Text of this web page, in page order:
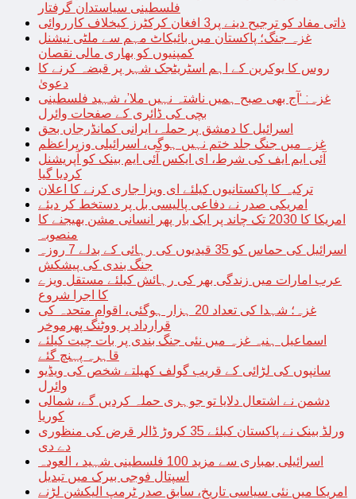
فلسطینی سیاستدان گرفتار
ذاتی مفاد کو ترجیح دینے پر3 افغان کرکٹرز کیخلاف کارروائی
غزہ جنگ؛ پاکستان میں بائیکاٹ مہم سے ملٹی نیشنل
کمپنیوں کو بھاری مالی نقصان
روس کا یوکرین کے اہم اسٹریٹجک شہر پر قبضہ کرنے کا
دعویٰ
غزہ: ‘آج بھی صبح ہمیں ناشتہ نہیں ملا’، شہید فلسطینی
بچی کی ڈائری کے صفحات وائرل
اسرائیل کا دمشق پر حملہ، ایرانی کمانڈرجاں بحق
غزہ میں جنگ جلد ختم نہیں ہوگی، اسرائیلی وزیراعظم
آئی ایم ایف کی شرط، ای ایکس آئی ایم بینک کو آپریشنل
کردیا گیا
ترکیہ کا پاکستانیوں کیلئے ای ویزا جاری کرنے کا اعلان
امریکی صدر نے دفاعی پالیسی بل پر دستخط کر دیئے
امریکا کا 2030 تک چاند پر ایک بار پھر انسانی مشن بھیجنے کا
منصوبہ
اسرائیل کی حماس کو 35 قیدیوں کی رہائی کے بدلے 7 روزہ
جنگ بندی کی پیشکش
عرب امارات میں زندگی بھر کی رہائش کیلئے مستقل ویزے
کا اجرا شروع
غزہ؛ شہدا کی تعداد 20 ہزار ہوگئی، اقوام متحدہ کی
قرارداد پر ووٹنگ پھرموخر
اسماعیل ہنیہ غزہ میں نئی جنگ بندی پر بات چیت کیلئے
قاہرہ پہنچ گئے
سانپوں کی لڑائی کے قریب گولف کھیلتے شخص کی ویڈیو
وائرل
دشمن نے اشتعال دلایا تو جوہری حملہ کردیں گے، شمالی
کوریا
ورلڈ بینک نے پاکستان کیلئے 35 کروڑ ڈالر قرض کی منظوری
دے دی
اسرائیلی بمباری سے مزید 100 فلسطینی شہید ، العودہ
اسپتال فوجی بیرک میں تبدیل
امریکا میں نئی سیاسی تاریخ، سابق صدر ٹرمپ الیکشن لڑنے